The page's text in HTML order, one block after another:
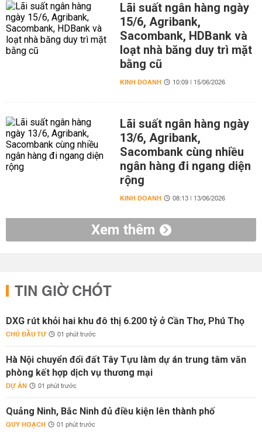
Lãi suất ngân hàng ngày
15/6, Agribank,
Sacombank, HDBank và
loạt nhà băng duy trì mặt
bằng cũ
KINH DOANH 10:09 | 15/06/2026
Lãi suất ngân hàng ngày
13/6, Agribank,
Sacombank cùng nhiều
ngân hàng đi ngang diện
rộng
KINH DOANH 08:13 | 13/06/2026
Xem thêm
TIN GIỜ CHÓT
DXG rút khỏi hai khu đô thị 6.200 tỷ ở Cần Thơ, Phú Thọ
CHỦ ĐẦU TƯ 01 phút trước
Hà Nội chuyển đổi đất Tây Tựu làm dự án trung tâm văn
phòng kết hợp dịch vụ thương mại
DỰ ÁN 01 phút trước
Quảng Ninh, Bắc Ninh đủ điều kiện lên thành phố
QUY HOẠCH 01 phút trước